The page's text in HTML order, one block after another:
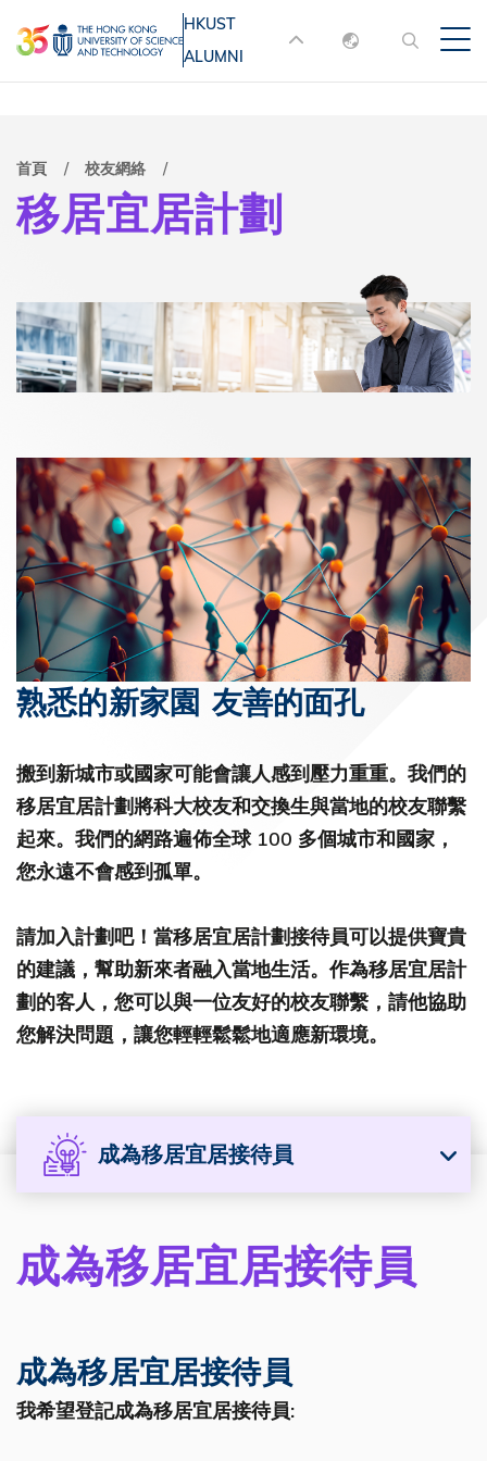
至
主
MORE ABOUT HKUST
UNIVERSITY NEWS
ACADEMIC
LIFE@HKUST
MAP & DIRECTIONS
HKUST
ALUMNI
English
導
航
結
首頁 校友網絡
移居宜居計劃
熟悉的新家園 友善的面孔
搬到新城市或國家可能會讓人感到壓力重重。我們的
移居宜居計劃將科大校友和交換生與當地的校友聯繫
起來。我們的網路遍佈全球 100 多個城市和國家，
您永遠不會感到孤單。
請加入計劃吧！當移居宜居計劃接待員可以提供寶貴
的建議，幫助新來者融入當地生活。作為移居宜居計
劃的客人，您可以與一位友好的校友聯繫，請他協助
您解決問題，讓您輕輕鬆鬆地適應新環境。
成為移居宜居接待員
成為移居宜居接待員
成為移居宜居接待員
我希望登記成為移居宜居接待員: